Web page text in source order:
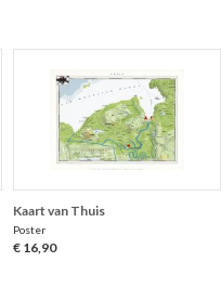
Kaart van Thuis
Poster
€ 16,90